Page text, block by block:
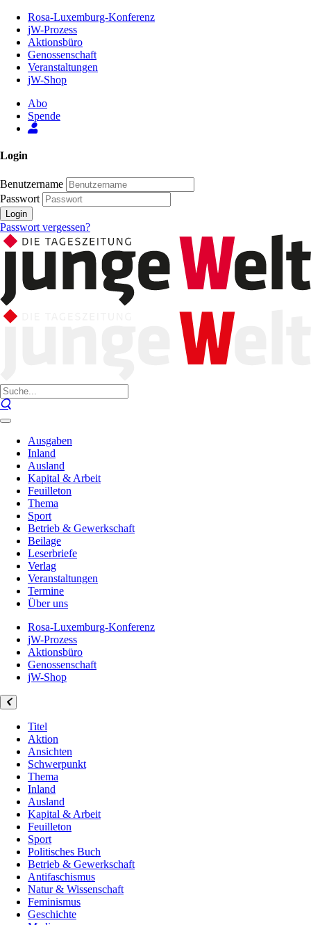
Inhalt
Seite
Rosa-Luxemburg-Konferenz
jW-Prozess
Aktionsbüro
Genossenschaft
Veranstaltungen
jW-Shop
Abo
Spende
Login
Benutzername
Passwort
Login
Passwort vergessen?
Ausgaben
Inland
Ausland
Kapital & Arbeit
Feuilleton
Thema
Sport
Betrieb & Gewerkschaft
Beilage
Leserbriefe
Verlag
Veranstaltungen
Termine
Über uns
Rosa-Luxemburg-Konferenz
jW-Prozess
Aktionsbüro
Genossenschaft
jW-Shop
Titel
Aktion
Ansichten
Schwerpunkt
Thema
Inland
Ausland
Kapital & Arbeit
Feuilleton
Sport
Politisches Buch
Betrieb & Gewerkschaft
Antifaschismus
Natur & Wissenschaft
Feminismus
Geschichte